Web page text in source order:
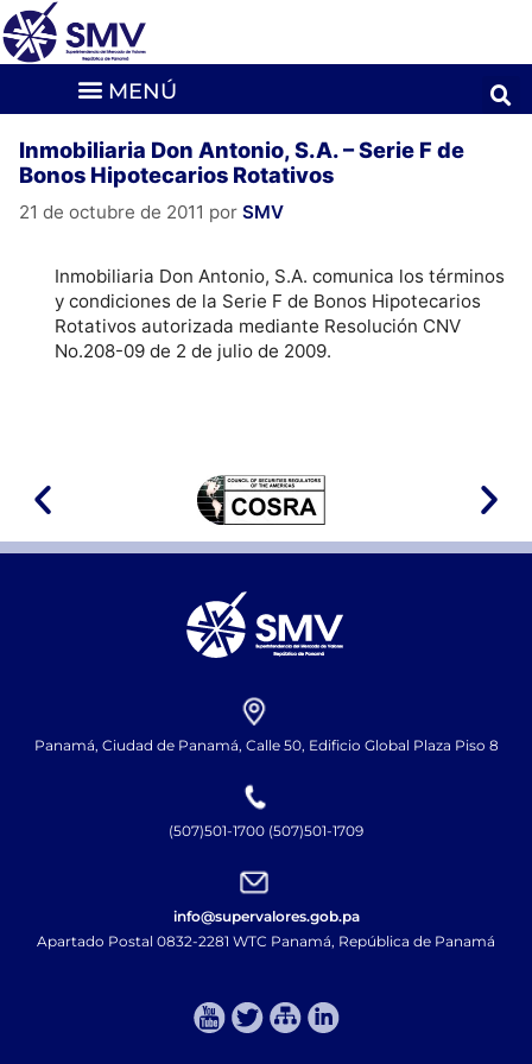
Inmobiliaria Don Antonio, S.A. – Serie F de
Bonos Hipotecarios Rotativos
21 de octubre de 2011 por SMV
Inmobiliaria Don Antonio, S.A. comunica los términos
y condiciones de la Serie F de Bonos Hipotecarios
Rotativos autorizada mediante Resolución CNV
No.208-09 de 2 de julio de 2009.
Panamá, Ciudad de Panamá, Calle 50, Edificio Global Plaza Piso 8
(507)501-1700 (507)501-1709
info@supervalores.gob.pa
Apartado Postal 0832-2281 WTC Panamá, República de Panamá​